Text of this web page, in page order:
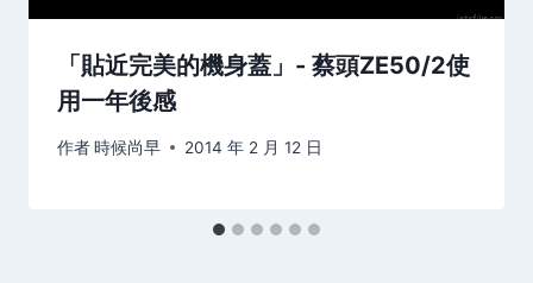
「貼近完美的機身蓋」- 蔡頭ZE50/2使
用一年後感
作者時候尚早 2014 年 2 月 12 日